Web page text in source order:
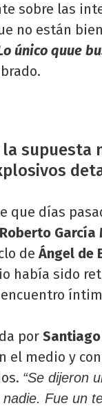
sobre las
no están
único quue
supuesta
que días
Roberto García
de Ángel de
había sido
por Santiago
el medio y
“Se dijeron
Fue un